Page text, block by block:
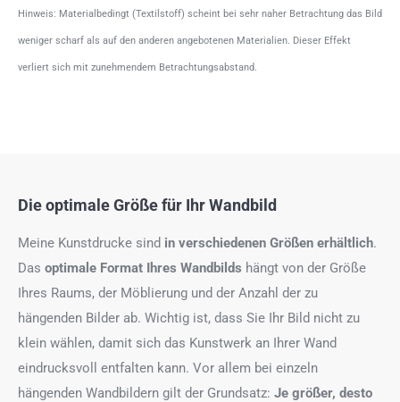
Hinweis: Materialbedingt (Textilstoff) scheint bei sehr naher Betrachtung das Bild
weniger scharf als auf den anderen angebotenen Materialien. Dieser Effekt
verliert sich mit zunehmendem Betrachtungsabstand.
Die optimale Größe für Ihr Wandbild
Meine Kunstdrucke sind in verschiedenen Größen erhältlich.
Das optimale Format Ihres Wandbilds hängt von der Größe
Ihres Raums, der Möblierung und der Anzahl der zu
hängenden Bilder ab. Wichtig ist, dass Sie Ihr Bild nicht zu
klein wählen, damit sich das Kunstwerk an Ihrer Wand
eindrucksvoll entfalten kann. Vor allem bei einzeln
hängenden Wandbildern gilt der Grundsatz: Je größer, desto